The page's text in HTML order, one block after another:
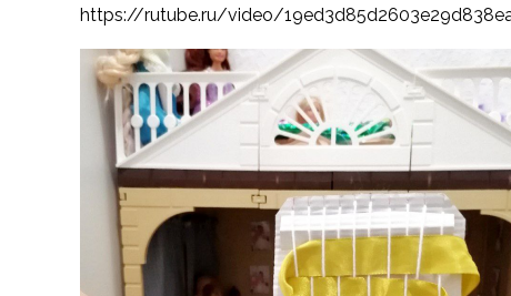
https://rutube.ru/video/